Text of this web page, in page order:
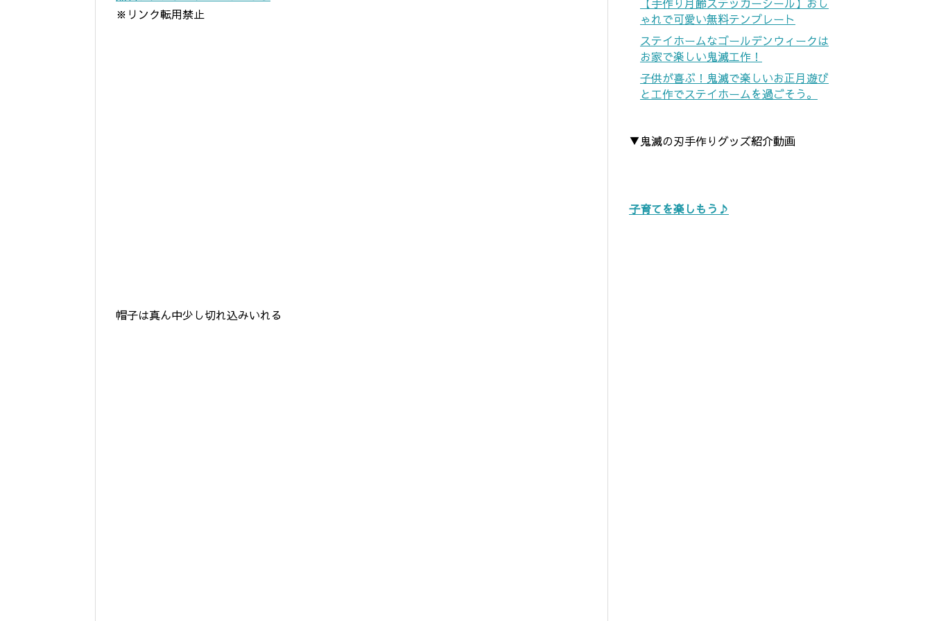
※リンク転用禁止
帽子は真ん中少し切れ込みいれる
ゃれで可愛い無料テンプレート
ステイホームなゴールデンウィークは
お家で楽しい鬼滅工作！
子供が喜ぶ！鬼滅で楽しいお正月遊び
と工作でステイホームを過ごそう。
▼鬼滅の刃手作りグッズ紹介動画
子育てを楽しもう♪